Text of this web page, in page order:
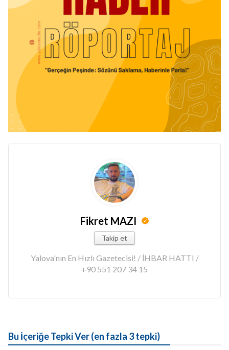
Fikret MAZI
Takip et
Yalova'nın En Hızlı Gazetecisi! / İHBAR HATTI /
+90 551 207 34 15
Bu İçeriğe Tepki Ver (en fazla 3 tepki)